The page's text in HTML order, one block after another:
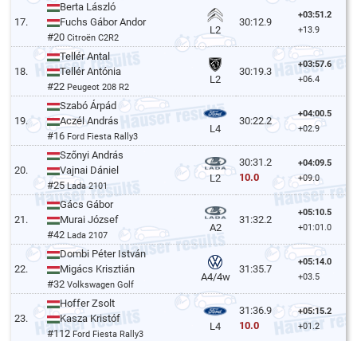
17.
Berta László
Fuchs Gábor Andor
#20Citroën C2R2
L2
30:12.9
+03:51.2
+13.9
18.
Tellér Antal
Tellér Antónia
#22 Peugeot 208 R2
L2
30:19.3
+03:57.6
+06.4
19.
Szabó Árpád
Aczél András
#16 Ford Fiesta Rally3
L4
30:22.2
+04:00.5
+02.9
20.
Szőnyi András
Vajnai Dániel
#25Lada 2101
L2
30:31.2
10.0
+04:09.5
+09.0
21.
Gács Gábor
Murai József
#42 Lada 2107
A2
31:32.2
+05:10.5
+01:01.0
22.
Dombi Péter István
Migács Krisztián
#32Volkswagen Golf
A4/4w
31:35.7
+05:14.0
+03.5
23.
Hoffer Zsolt
Kasza Kristóf
#112 Ford Fiesta Rally3
L4
31:36.9
10.0
+05:15.2
+01.2